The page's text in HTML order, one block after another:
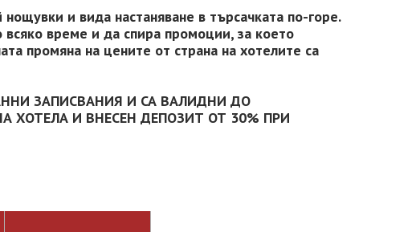
и вида настаняване в търсачката по-горе.
време и да спира промоции, за което
промяна на цените от страна на хотелите са
ЗАПИСВАНИЯ И СА ВАЛИДНИ ДО
ХОТЕЛА И ВНЕСЕН ДЕПОЗИТ ОТ 30% ПРИ